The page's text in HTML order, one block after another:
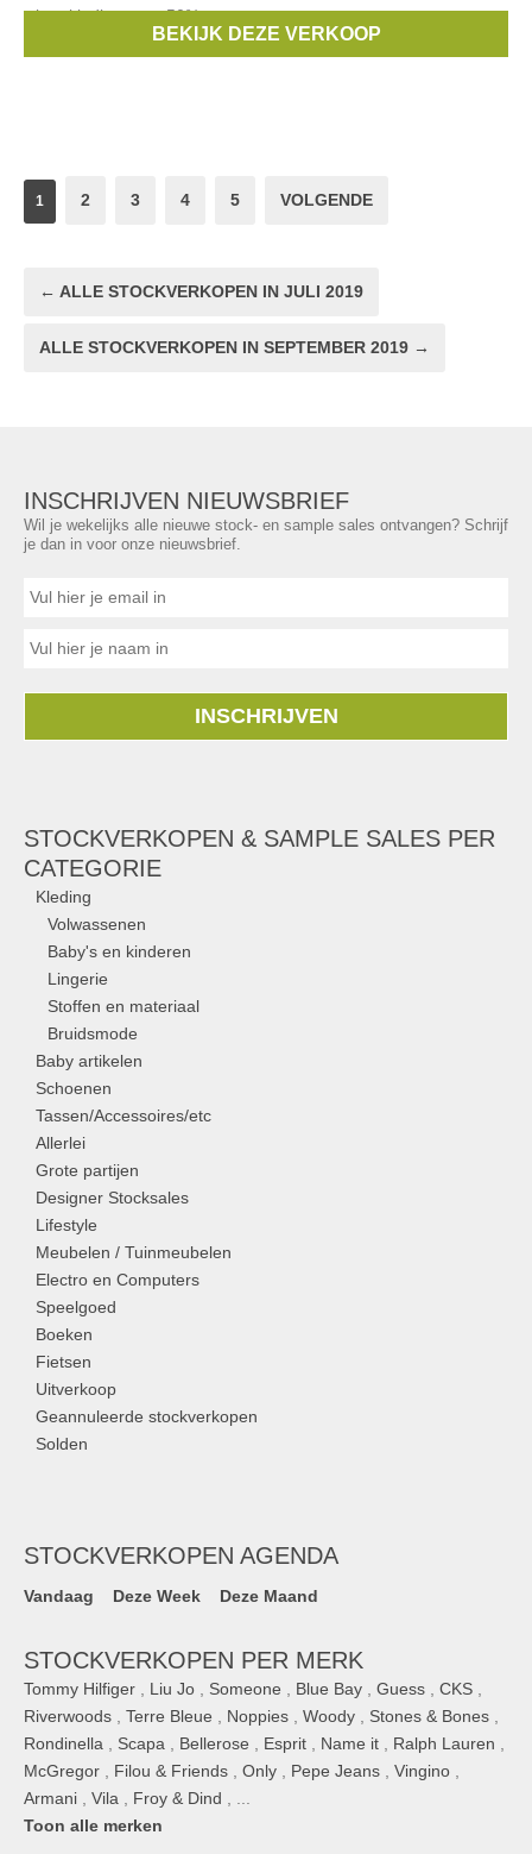
winterkleding aan -50%
SomeoneBEKIJK DEZE VERKOOP
1 2 3 4 5 VOLGENDE
← ALLE STOCKVERKOPEN IN JULI 2019
ALLE STOCKVERKOPEN IN SEPTEMBER 2019 →
INSCHRIJVEN NIEUWSBRIEF
Wil je wekelijks alle nieuwe stock- en sample sales ontvangen? Schrijf
je dan in voor onze nieuwsbrief.
INSCHRIJVEN
STOCKVERKOPEN & SAMPLE SALES PER
CATEGORIE
Kleding
Volwassenen
Baby's en kinderen
Lingerie
Stoffen en materiaal
Bruidsmode
Baby artikelen
Schoenen
Tassen/Accessoires/etc
Allerlei
Grote partijen
Designer Stocksales
Lifestyle
Meubelen / Tuinmeubelen
Electro en Computers
Speelgoed
Boeken
Fietsen
Uitverkoop
Geannuleerde stockverkopen
Solden
STOCKVERKOPEN AGENDA
Vandaag Deze Week Deze Maand
STOCKVERKOPEN PER MERK
Tommy Hilfiger Liu Jo Someone Blue Bay Guess CKS
Riverwoods
Terre Bleue Noppies Woody Stones & Bones
Rondinella
Scapa Bellerose Esprit Name it Ralph Lauren
McGregor
Filou & Friends Only Pepe Jeans Vingino
Armani
Vila Froy & Dind
Toon alle merken